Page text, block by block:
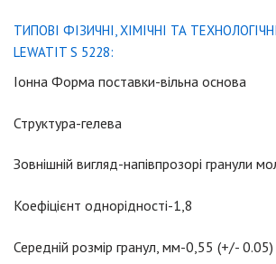
ТИПОВІ ФІЗИЧНІ, ХІМІЧНІ ТА
LEWATIT S 5228:
Іонна Форма поставки-вільна основа
Структура-гелева
Зовнішній вигляд-напівпрозорі гранули
Коефіцієнт однорідності-1,8
Середній розмір гранул, мм-0,55 (+/- 0.05)